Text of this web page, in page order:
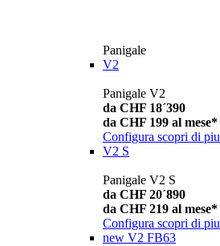
Panigale
V2
Panigale V2
da CHF 18´390
da CHF 199 al mese*
Configura scopri di piu
V2 S
Panigale V2 S
da CHF 20´890
da CHF 219 al mese*
Configura scopri di piu
new V2 FB63